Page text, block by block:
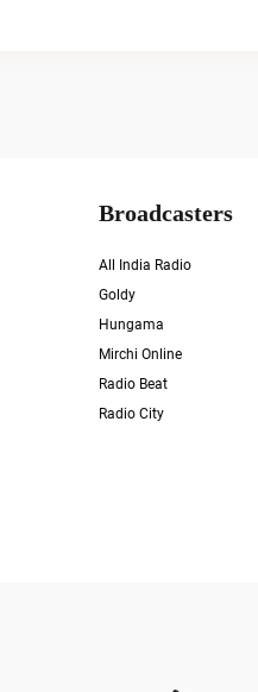
Broadcasters
All India Radio
Goldy
Hungama
Mirchi Online
Radio Beat
Radio City